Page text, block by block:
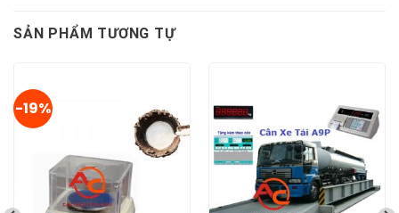
SẢN PHẨM TƯƠNG TỰ
-19%